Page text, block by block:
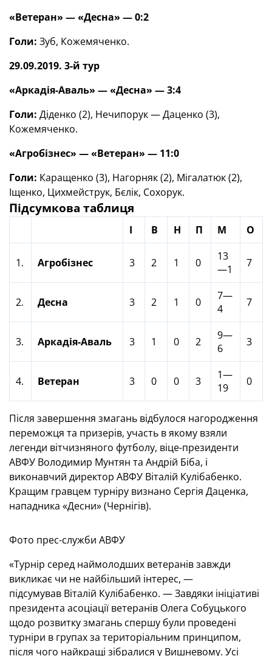
«Ветеран» — «Десна» — 0:2
Голи: Зуб, Кожемяченко.
29.09.2019. 3-й тур
«Аркадія-Аваль» — «Десна» — 3:4
Голи: Діденко (2), Нечипорук — Даценко (3),
Кожемяченко.
«Агробізнес» — «Ветеран» — 11:0
Голи: Каращенко (3), Нагорняк (2), Мігалатюк (2),
Іщенко, Цихмейструк, Бєлік, Сохорук.
Підсумкова таблиця
І В Н П М О
1. Агробізнес 3 2 1 0
13
—1
7
2. Десна 3 2 1 0
7—
4
7
3. Аркадія-Аваль 3 1 0 2
9—
6
3
4. Ветеран 3 0 0 3
1—
19
0
Після завершення змагань відбулося нагородження
переможця та призерів, участь в якому взяли
легенди вітчизняного футболу, віце-президенти
АВФУ Володимир Мунтян та Андрій Біба, і
виконавчий директор АВФУ Віталій Кулібабенко.
Кращим гравцем турніру визнано Сергія Даценка,
нападника «Десни» (Чернігів).
Фото прес-служби АВФУ
«Турнір серед наймолодших ветеранів завжди
викликає чи не найбільший інтерес, —
підсумував Віталій Кулібабенко. — Завдяки ініціативі
президента асоціації ветеранів Олега Собуцького
щодо розвитку змагань спершу були проведені
турніри в групах за територіальним принципом,
після чого найкращі зібралися у Вишневому. Усі